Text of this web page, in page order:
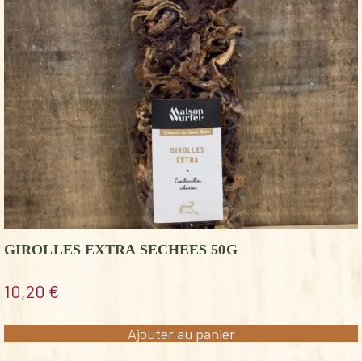
GIROLLES EXTRA SECHEES 50G
10,20 €
Ajouter au panier